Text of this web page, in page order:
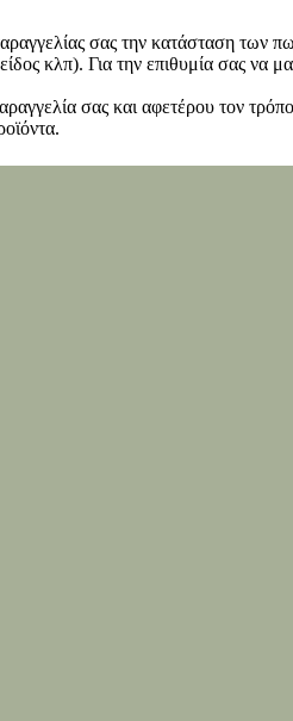
σας την κατάσταση των
κλπ). Για την επιθυμία σας να
σας και αφετέρου τον